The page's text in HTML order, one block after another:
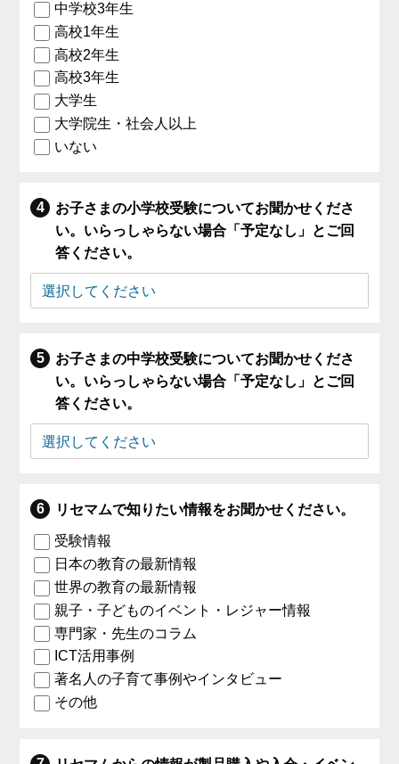
中学校3年生
高校1年生
高校2年生
高校3年生
大学生
大学院生・社会人以上
いない
お子さまの小学校受験についてお聞かせくださ
い。いらっしゃらない場合「予定なし」とご回
答ください。
お子さまの中学校受験についてお聞かせくださ
い。いらっしゃらない場合「予定なし」とご回
答ください。
リセマムで知りたい情報をお聞かせください。
受験情報
日本の教育の最新情報
世界の教育の最新情報
親子・子どものイベント・レジャー情報
専門家・先生のコラム
ICT活用事例
著名人の子育て事例やインタビュー
その他